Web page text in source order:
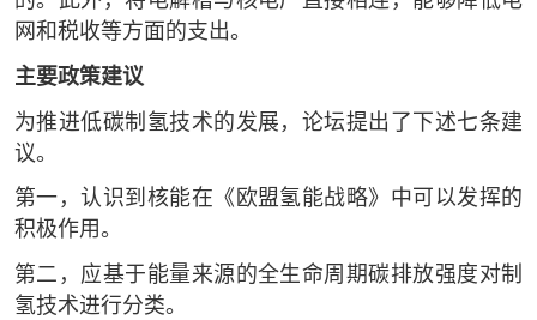
网和税收等方面的支出。
主要政策建议
为推进低碳制氢技术的发展，论坛提出了下述七条建
议。
第一，认识到核能在《欧盟氢能战略》中可以发挥的
积极作用。
第二，应基于能量来源的全生命周期碳排放强度对制
氢技术进行分类。